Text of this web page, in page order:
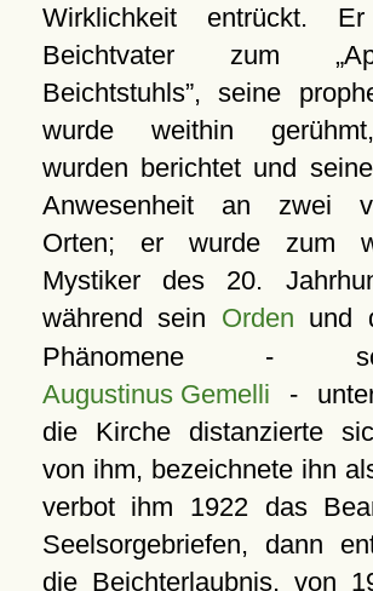
Wirklichkeit entrückt.
Beichtvater zum
Beichtstuhls , seine
wurde weithin
wurden berichtet und
Anwesenheit an zwei
Orten; er wurde zum
Mystiker des 20.
während sein Orden und
Phänomene -
Augustinus Gemelli -
die Kirche distanzierte
von ihm, bezeichnete ihn
verbot ihm 1922 das
Seelsorgebriefen, dann
die Beichterlaubnis, von